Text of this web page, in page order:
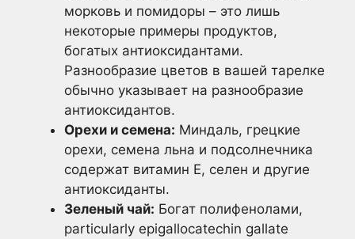
морковь и помидоры – это лишь
некоторые примеры продуктов,
богатых антиоксидантами.
Разнообразие цветов в вашей тарелке
обычно указывает на разнообразие
антиоксидантов.
Орехи и семена: Миндаль, грецкие
орехи, семена льна и подсолнечника
содержат витамин Е, селен и другие
антиоксиданты.
Зеленый чай: Богат полифенолами,
particularly epigallocatechin gallate